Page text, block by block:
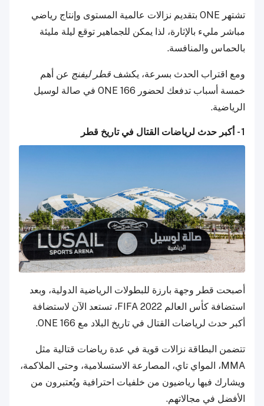
تشتهر ONE بتقديم نزالات عالمية المستوى وإنتاج رياضي
مباشر مليء بالإثارة، لذا يمكن للجماهير توقع ليلة مليئة
بالحماس والمنافسة.
ومع اقتراب الحدث بسرعة، يكشف قطر ليفنج عن أهم
خمسة أسباب تدفعك لحضور ONE 166 في صالة لوسيل
الرياضية.
1 - أكبر حدث لرياضات القتال في تاريخ قطر
أصبحت قطر وجهة بارزة للبطولات الرياضية الدولية، وبعد
استضافة كأس العالم FIFA 2022، تستعد الآن لاستضافة
أكبر حدث لرياضات القتال في تاريخ البلاد مع ONE 166.
تتضمن البطاقة نزالات قوية في عدة رياضات قتالية مثل
MMA، المواي تاي، المصارعة الاستسلامية، وحتى الملاكمة،
ويشارك فيها رياضيون من خلفيات احترافية ويُعتبرون من
الأفضل في مجالاتهم.